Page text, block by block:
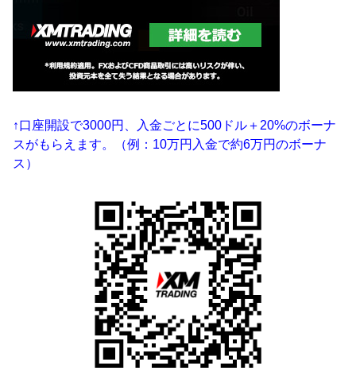
↑口座開設で3000円、入金ごとに500ドル＋20%のボーナ
スがもらえます。（例：10万円入金で約6万円のボーナ
ス）